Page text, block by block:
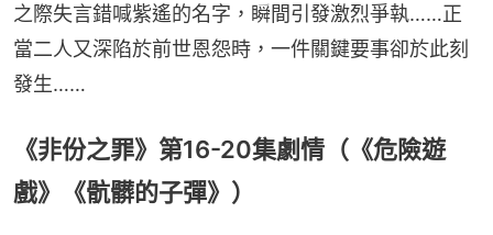
之際失言錯喊紫遙的名字，瞬間引發激烈爭執……正
當二人又深陷於前世恩怨時，一件關鍵要事卻於此刻
發生……
《非份之罪》第16-20集劇情（《危險遊
戲》《骯髒的子彈》）